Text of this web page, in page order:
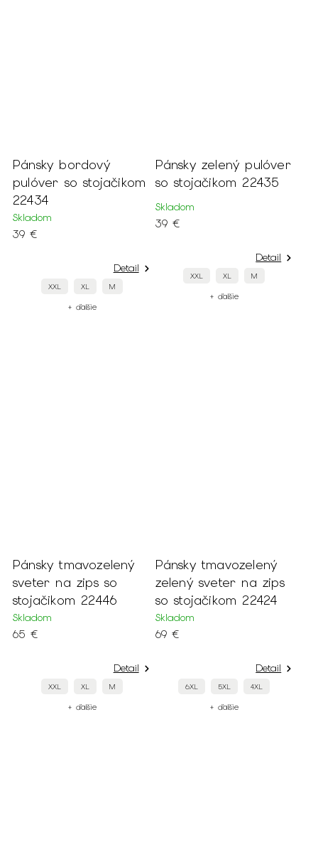
Pánsky bordový
pulóver so stojačikom
22434
Skladom
39 €
Detail
XXL XL M
+ ďalšie
Pánsky zelený pulóver
so stojačikom 22435
Skladom
39 €
Detail
XXL XL M
+ ďalšie
Pánsky tmavozelený
sveter na zips so
stojačikom 22446
Skladom
65 €
Detail
XXL XL M
+ ďalšie
Pánsky tmavozelený
zelený sveter na zips
so stojačikom 22424
Skladom
69 €
Detail
6XL 5XL 4XL
+ ďalšie